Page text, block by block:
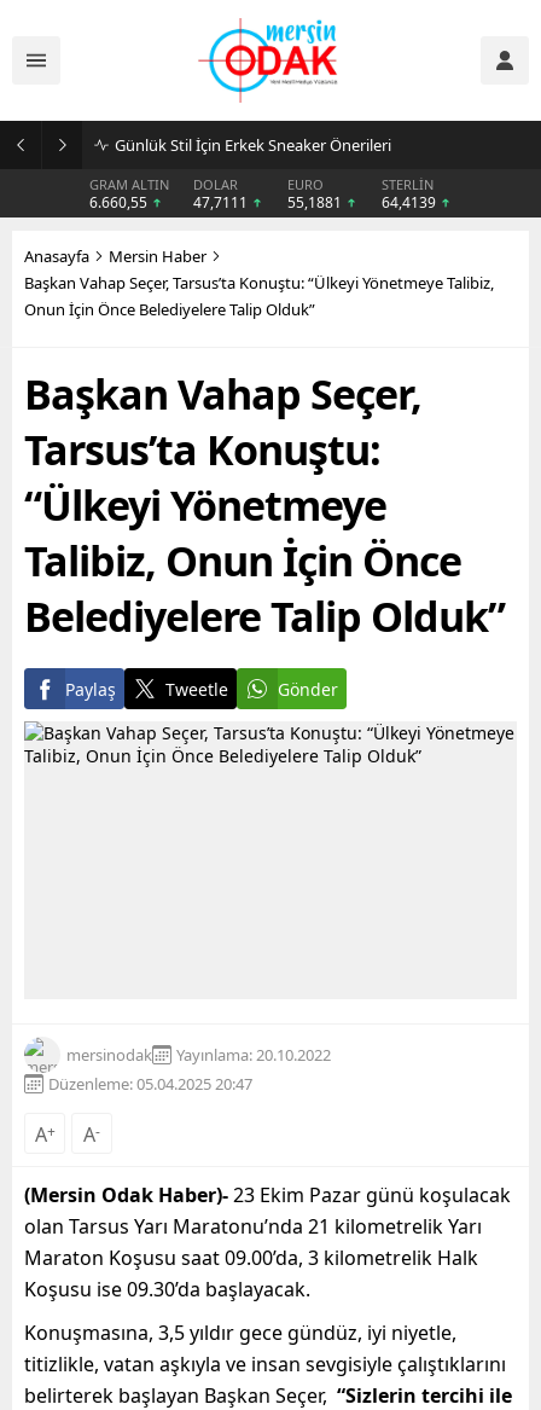
Günlük Stil İçin Erkek Sneaker Önerileri
GRAM ALTIN
6.660,55
DOLAR
47,7111
EURO
55,1881
STERLİN
64,4139
Anasayfa
Mersin Haber
Başkan Vahap Seçer, Tarsus’ta Konuştu: “Ülkeyi Yönetmeye Talibiz,
Onun İçin Önce Belediyelere Talip Olduk”
Başkan Vahap Seçer,
Tarsus’ta Konuştu:
“Ülkeyi Yönetmeye
Talibiz, Onun İçin Önce
Belediyelere Talip Olduk”
Paylaş Tweetle Gönder
mersinodak
Yayınlama: 20.10.2022
Düzenleme: 05.04.2025 20:47
A+ A-
(Mersin Odak Haber)-23 Ekim Pazar günü koşulacak
olan Tarsus Yarı Maratonu’nda 21 kilometrelik Yarı
Maraton Koşusu saat 09.00’da, 3 kilometrelik Halk
Koşusu ise 09.30’da başlayacak.
Konuşmasına, 3,5 yıldır gece gündüz, iyi niyetle,
titizlikle, vatan aşkıyla ve insan sevgisiyle çalıştıklarını
belirterek başlayan Başkan Seçer, “Sizlerin tercihi ile